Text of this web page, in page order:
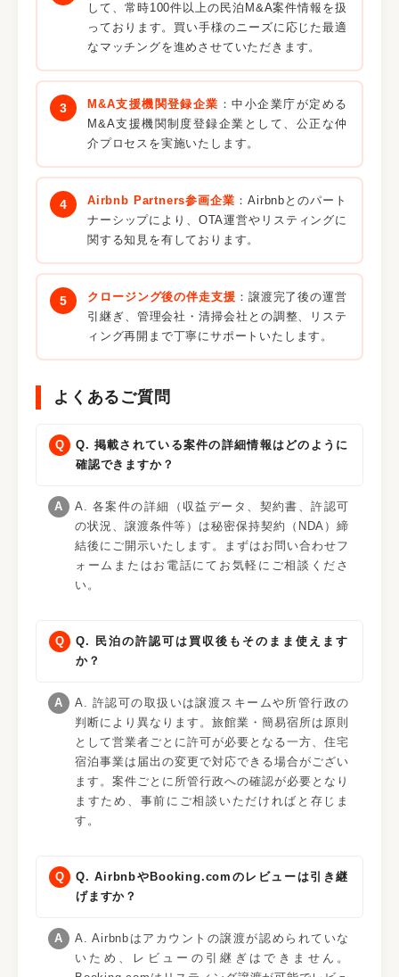
して、常時100件以上の民泊M&A案件情報を扱
っております。買い手様のニーズに応じた最適
なマッチングを進めさせていただきます。
M&A支援機関登録企業 ：中小企業庁が定める
M&A支援機関制度登録企業として、公正な仲
介プロセスを実施いたします。
Airbnb Partners参画企業 ：Airbnbとのパート
ナーシップにより、OTA運営やリスティングに
関する知見を有しております。
クロージング後の伴走支援 ：譲渡完了後の運営
引継ぎ、管理会社・清掃会社との調整、リステ
ィング再開まで丁寧にサポートいたします。
よくあるご質問
Q. 掲載されている案件の詳細情報はどのように
確認できますか？
A. 各案件の詳細（収益データ、契約書、許認可
の状況、譲渡条件等）は秘密保持契約（NDA）締
結後にご開示いたします。まずはお問い合わせフ
ォームまたはお電話にてお気軽にご相談くださ
い。
Q. 民泊の許認可は買収後もそのまま使えます
か？
A. 許認可の取扱いは譲渡スキームや所管行政の
判断により異なります。旅館業・簡易宿所は原則
として営業者ごとに許可が必要となる一方、住宅
宿泊事業は届出の変更で対応できる場合がござい
ます。案件ごとに所管行政への確認が必要となり
ますため、事前にご相談いただければと存じま
す。
Q. AirbnbやBooking.comのレビューは引き継
げますか？
A. Airbnbはアカウントの譲渡が認められていな
いため、レビューの引継ぎはできません。